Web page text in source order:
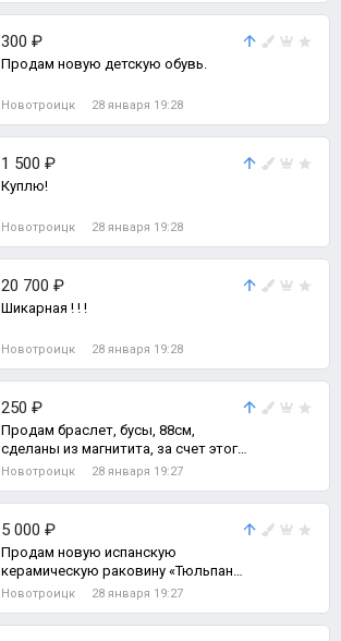
300 ₽
Продам новую детскую обувь.
Новотроицк 28 января 19:28
1 500 ₽
Куплю!
Новотроицк 28 января 19:28
20 700 ₽
Шикарная ! ! !
Новотроицк 28 января 19:28
250 ₽
Продам браслет, бусы, 88см,
сделаны из магнитита, за счет этого
можно сложить браслет на руку или
Новотроицк 28 января 19:27
5 000 ₽
Продам новую испанскую
керамическую раковину «Тюльпан»
с ножкой.
Новотроицк 28 января 19:27